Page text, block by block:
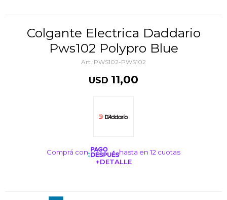
Colgante Electrica Daddario
Pws102 Polypro Blue
PWS102-PWS102
USD 11,00
Comprá con
hasta en 12 cuotas
+DETALLE